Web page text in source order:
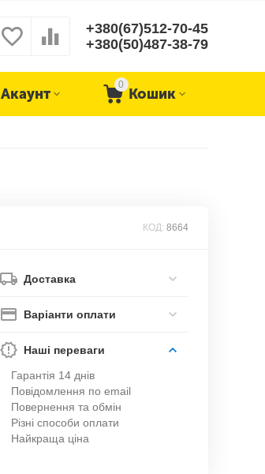
+380(67)512-70-45
+380(50)487-38-79
0
Кошик
Акаунт
КОД: 8664
Доставка
Варіанти оплати
Наші переваги
Гарантія 14 днів
Повідомлення по email
Повернення та обмін
Різні способи оплати
Найкраща ціна